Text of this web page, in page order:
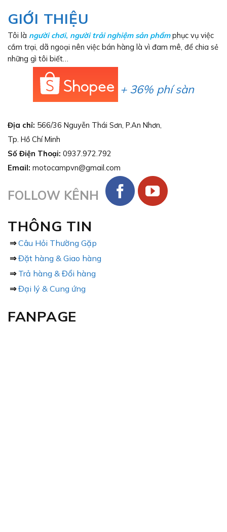
GIỚI THIỆU
Tôi là người chơi, người trải nghiệm sản phẩmphục vụ việc
cắm trại, dã ngoại nên việc bán hàng là vì đam mê, để chia sẻ
những gì tôi biết…
+ 36% phí sàn
Địa chỉ: 566/36 Nguyễn Thái Sơn, P.An Nhơn,
Tp. Hồ Chí Minh
Số Điện Thoại: 0937.972.792
Email: motocampvn@gmail.com
FOLLOW KÊNH
THÔNG TIN
⇒ Câu Hỏi Thường Gặp
⇒ Đặt hàng & Giao hàng
⇒ Trả hàng & Đổi hàng
⇒ Đại lý & Cung ứng
FANPAGE